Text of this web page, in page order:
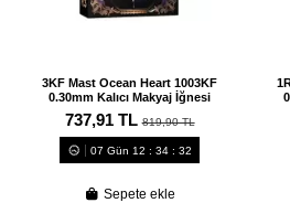
3KF Mast Ocean Heart 1003KF
0.30mm Kalıcı Makyaj İğnesi
737,91 TL819,90 TL
07 Gün 12 : 34: 31
Sepete ekle